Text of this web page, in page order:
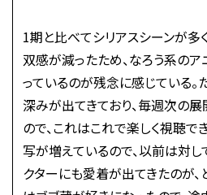
1期と比べてシリアスシーンが多
双感が減ったため、なろう系の
っているのが残念に感じている。
深みが出てきており、毎週次の
ので、これはこれで楽しく視聴で
写が増えているので、以前は対
クターにも愛着が出てきたのが、